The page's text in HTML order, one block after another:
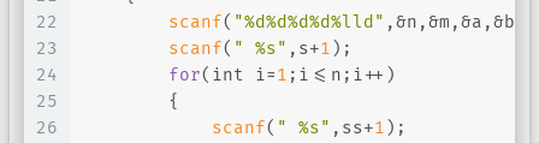
22
23
24
25
26
scanf( "%d%d%d%d%lld"
scanf( " %s" ,s+1 );
for( int i=1 ;i<=n;i++)
        {
scanf( " %s" ,ss+1 );